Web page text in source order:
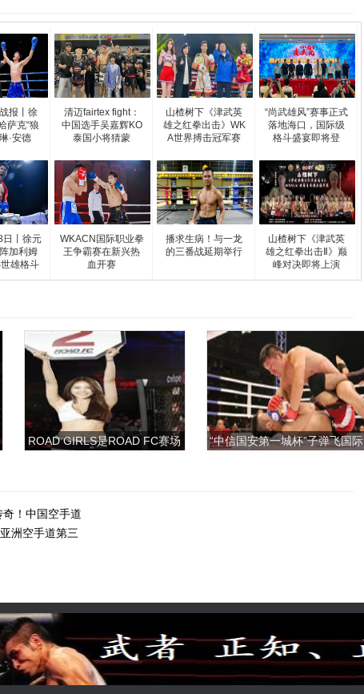
报丨徐
萨克“狼
·安德
清迈fairtex fight：
中国选手吴嘉辉KO
泰国小将‌猜蒙
山楂树下《津武英
雄之红拳出击》WK
A世界搏击冠军赛
“尚武雄风”赛事正式
落地海口，国际级
格斗盛宴即将登
日丨徐元
加利姆
雄格斗
WKACN国际职业拳
王争霸赛在新兴热
血开赛
播求生病！与一龙
的三番战延期举行
山楂树下《津武英
雄之红拳出击Ⅱ》巅
峰对决即将上演
ROAD GIRLS是ROAD FC赛场
“中信国安第一城杯”子弹飞国际
！中国空手道
洲空手道第三